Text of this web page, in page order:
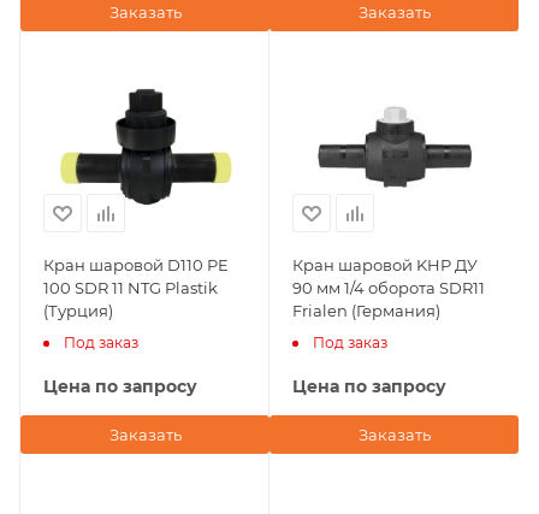
Заказать Заказать
Кран шаровой D110 PE
100 SDR 11 NTG Plastik
(Турция)
Под заказ
Цена по запросу
Заказать
Кран шаровой KHP ДУ
90 мм 1/4 оборота SDR11
Frialen (Германия)
Под заказ
Цена по запросу
Заказать